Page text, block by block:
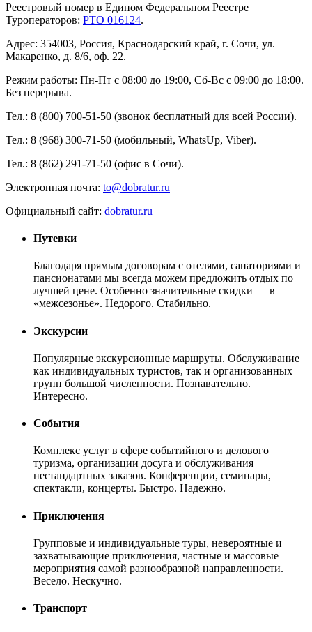
Реестровый номер в Едином Федеральном Реестре
Туроператоров: РТО 016124.
Адрес: 354003, Россия, Краснодарский край, г. Сочи, ул.
Макаренко, д. 8/6, оф. 22.
Режим работы: Пн-Пт с 08:00 до 19:00, Сб-Вс с 09:00 до 18:00.
Без перерыва.
Тел.: 8 (800) 700-51-50 (звонок бесплатный для всей России).
Тел.: 8 (968) 300-71-50 (мобильный, WhatsUp, Viber).
Тел.: 8 (862) 291-71-50 (офис в Сочи).
Электронная почта: to@dobratur.ru
Официальный сайт: dobratur.ru
Путевки
Благодаря прямым договорам с отелями, санаториями и
пансионатами мы всегда можем предложить отдых по
лучшей цене. Особенно значительные скидки — в
«межсезонье». Недорого. Стабильно.
Экскурсии
Популярные экскурсионные маршруты. Обслуживание
как индивидуальных туристов, так и организованных
групп большой численности. Познавательно.
Интересно.
События
Комплекс услуг в сфере событийного и делового
туризма, организации досуга и обслуживания
нестандартных заказов. Конференции, семинары,
спектакли, концерты. Быстро. Надежно.
Приключения
Групповые и индивидуальные туры, невероятные и
захватывающие приключения, частные и массовые
мероприятия самой разнообразной направленности.
Весело. Нескучно.
Транспорт